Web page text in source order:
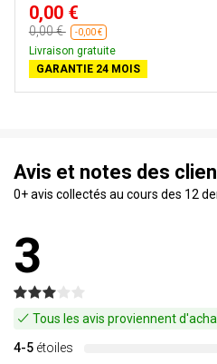
0,00 €
0,00 € -0,00 €
Livraison gratuite
GARANTIE 24 MOIS
Avis et notes des
0+ avis collectés au cours des 12
3
Tous les avis proviennent
4-5 étoiles